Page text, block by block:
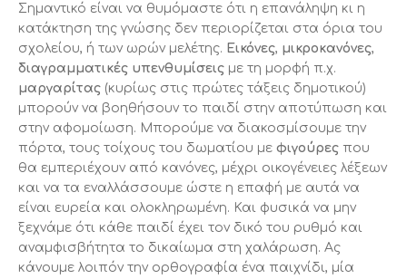
Σημαντικό είναι να θυμόμαστε ότι η επανάληψη κι η
κατάκτηση της γνώσης δεν περιορίζεται στα όρια του
σχολείου, ή των ωρών μελέτης. Εικόνες, μικροκανόνες,
διαγραμματικές υπενθυμίσεις με τη μορφή π.χ.
μαργαρίτας (κυρίως στις πρώτες τάξεις δημοτικού)
μπορούν να βοηθήσουν το παιδί στην αποτύπωση και
στην αφομοίωση. Μπορούμε να διακοσμίσουμε την
πόρτα, τους τοίχους του δωματίου με φιγούρες που
θα εμπεριέχουν από κανόνες, μέχρι οικογένειες λέξεων
και να τα εναλλάσσουμε ώστε η επαφή με αυτά να
είναι ευρεία και ολοκληρωμένη. Και φυσικά να μην
ξεχνάμε ότι κάθε παιδί έχει τον δικό του ρυθμό και
αναμφισβήτητα το δικαίωμα στη χαλάρωση. Ας
κάνουμε λοιπόν την ορθογραφία ένα παιχνίδι, μία